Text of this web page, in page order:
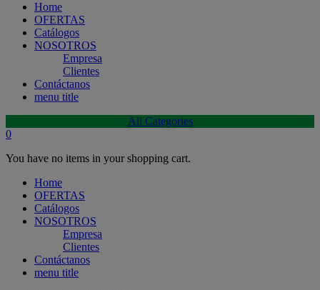
Home
OFERTAS
Catálogos
NOSOTROS
Empresa
Clientes
Contáctanos
menu title
All Categories
0
You have no items in your shopping cart.
Home
OFERTAS
Catálogos
NOSOTROS
Empresa
Clientes
Contáctanos
menu title